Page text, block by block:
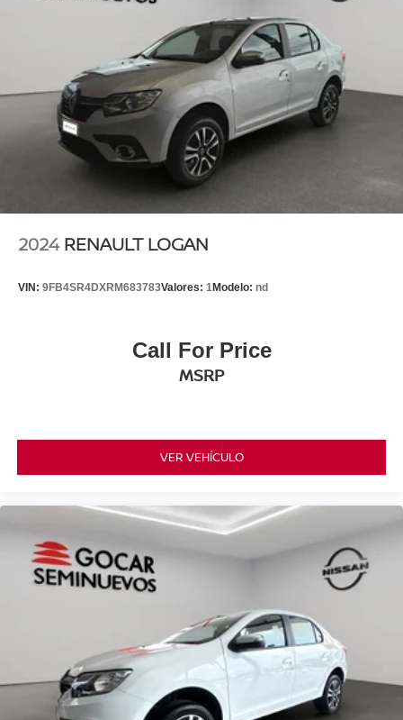
2024 RENAULT LOGAN
VIN: 9FB4SR4DXRM683783Valores: 1Modelo: nd
Call For Price
MSRP
VER VEHÍCULO